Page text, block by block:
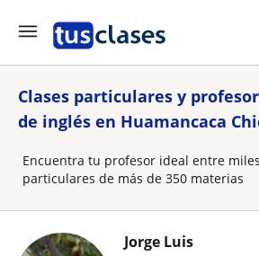
Clases particulares y
de inglés en Huamancaca
Encuentra tu profesor ideal entre
particulares de más de 350 materias
Jorge Luis